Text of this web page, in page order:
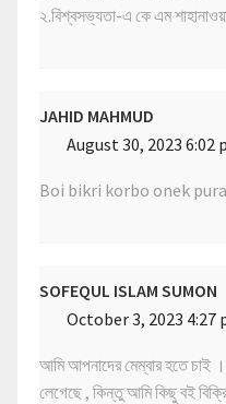
২.বিশ্বসভ্যতা-এ কে এম
JAHID MAHMUD
August 30, 2023 6:02
Boi bikri korbo onek
SOFEQUL ISLAM SUMON
October 3, 2023 4:27
আমি আপনাদের মেম্বার হতে
লেগেছে , কিন্তু আমি কিছু বই